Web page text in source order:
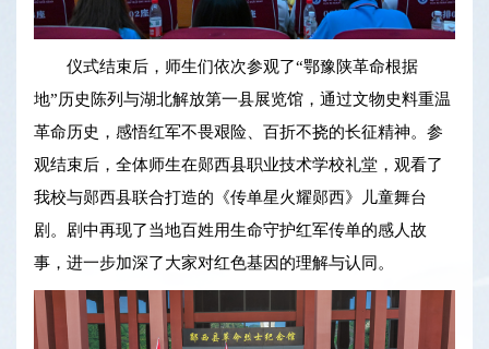
仪式结束后，师生们依次参观了“鄂豫陕革命根据
地”历史陈列与湖北解放第一县展览馆，通过文物史料重温
革命历史，感悟红军不畏艰险、百折不挠的长征精神。参
观结束后，全体师生在郧西县职业技术学校礼堂，观看了
我校与郧西县联合打造的《传单星火耀郧西》儿童舞台
剧。剧中再现了当地百姓用生命守护红军传单的感人故
事，进一步加深了大家对红色基因的理解与认同。